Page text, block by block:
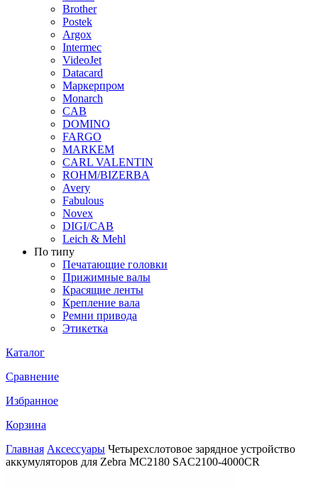
Brother
Postek
Argox
Intermec
VideoJet
Datacard
Маркерпром
Monarch
CAB
DOMINO
FARGO
MARKEM
CARL VALENTIN
ROHM/BIZERBA
Avery
Fabulous
Novex
DIGI/CAB
Leich & Mehl
По типу
Печатающие головки
Прижимные валы
Красящие ленты
Крепление вала
Ремни привода
Этикетка
Каталог
Сравнение
Избранное
Корзина
Главная Аксессуары Четырехслотовое зарядное устройство
аккумуляторов для Zebra MC2180 SAC2100-4000CR